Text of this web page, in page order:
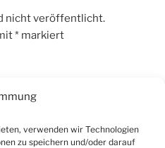
verwenden wir Technologien
zu speichern und/oder darauf
nicht veröffentlicht.
* markiert